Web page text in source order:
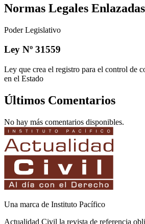
Normas Legales Enlazadas
Poder Legislativo
Ley Nº 31559
Ley que crea el registro para el control de
en el Estado
Últimos Comentarios
No hay más comentarios disponibles.
Una marca de Instituto Pacífico
Actualidad Civil la revista de referencia